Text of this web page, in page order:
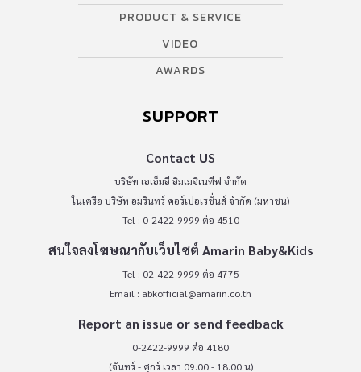
PRODUCT & SERVICE
VIDEO
AWARDS
SUPPORT
Contact US
บริษัท เอเอ็มอี อิมเมจิเนทีฟ จำกัด
ในเครือ บริษัท อมรินทร์ คอร์เปอเรชั่นส์ จำกัด (มหาชน)
Tel : 0-2422-9999 ต่อ 4510
สนใจลงโฆษณากับเว็บไซต์ Amarin Baby&Kids
Tel : 02-422-9999 ต่อ 4775
Email : abkofficial@amarin.co.th
Report an issue or send feedback
0-2422-9999 ต่อ 4180
(จันทร์ - ศุกร์ เวลา 09.00 - 18.00 น)